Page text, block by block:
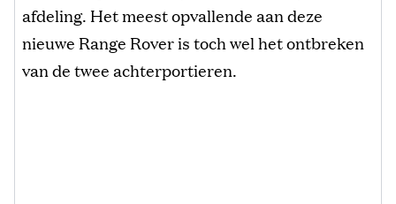
afdeling. Het meest opvallende aan deze
nieuwe Range Rover is toch wel het ontbreken
van de twee achterportieren.